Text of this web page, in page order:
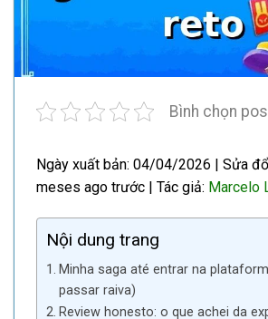
Bình chọn
Ngày xuất bản: 04/04/2026 | Sửa
meses ago trước | Tác giả: Marcelo
Nội dung trang
Minha saga até entrar na
passar raiva)
Review honesto: o que achei da